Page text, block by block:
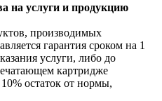
на услуги и продукцию
производимых
гарантия сроком на 1
услуги, либо до
картридже
остаток от нормы,